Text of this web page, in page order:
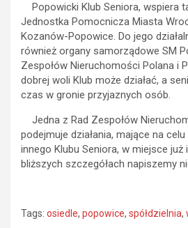
Popowicki Klub Seniora, wspiera
Jednostka Pomocnicza Miasta
Kozanów-Popowice. Do jego
również organy samorządowe SM
Zespołów Nieruchomości Polana i
dobrej woli Klub może działać, a
czas w gronie przyjaznych osób.
Jedna z Rad Zespołów
podejmuje działania, mające na
innego Klubu Seniora, w miejsce już
bliższych szczegółach napiszemy
Tags: osiedle, popowice, spółdzielnia,